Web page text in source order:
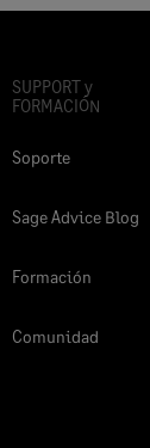
SUPPORT y
FORMACIÓN
Soporte
Sage Advice Blog
Formación
Comunidad